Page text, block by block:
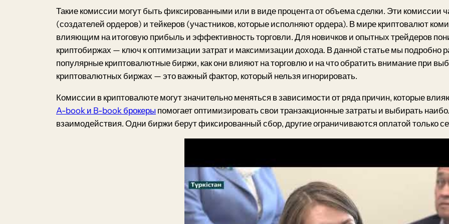
Такие комиссии могут быть фиксированными или в виде процента от объема сделки. Эти комиссии
(создателей ордеров) и тейкеров (участников, которые исполняют ордера). В мире криптовалют
влияющим на итоговую прибыль и эффективность торговли. Для новичков и опытных трейдеров
криптобиржах — ключ к оптимизации затрат и максимизации дохода. В данной статье мы подробно
популярные криптовалютные биржи, как они влияют на торговлю и на что обратить внимание при
криптовалютных биржах — это важный фактор, который нельзя игнорировать.
Комиссии в криптовалюте могут значительно меняться в зависимости от ряда причин, которые
A-book и B-book брокеры помогает оптимизировать свои транзакционные затраты и выбирать
взаимодействия. Одни биржи берут фиксированный сбор, другие ограничиваются оплатой только